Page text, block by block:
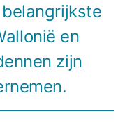
en
zijn